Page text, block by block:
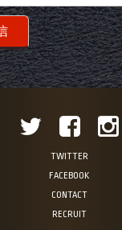
TWITTER
FACEBOOK
CONTACT
RECRUIT